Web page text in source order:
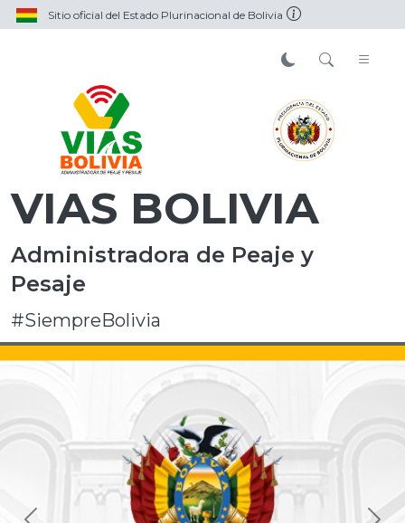
Sitio oficial del Estado Plurinacional de Bolivia
VIAS BOLIVIA
Administradora de Peaje y
Pesaje
#SiempreBolivia